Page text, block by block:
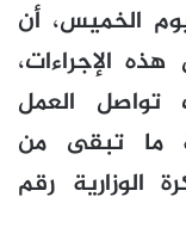
الخميس، أن
الإجراءات،
تواصل العمل
ما تبقى من
الوزارية رقم